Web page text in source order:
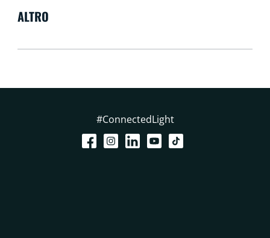
ALTRO
#ConnectedLight